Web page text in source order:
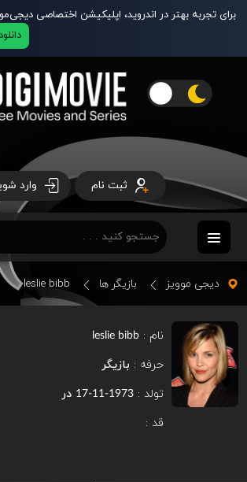
برای تجربه بهتر در اندروید، اپلیکیشن اختصاصی
ثبت نام وارد
دیجی موویز بازیگر ها leslie bibb
نام : leslie bibb
حرفه : بازیگر
تولد : 1973-11-17
در
قد :